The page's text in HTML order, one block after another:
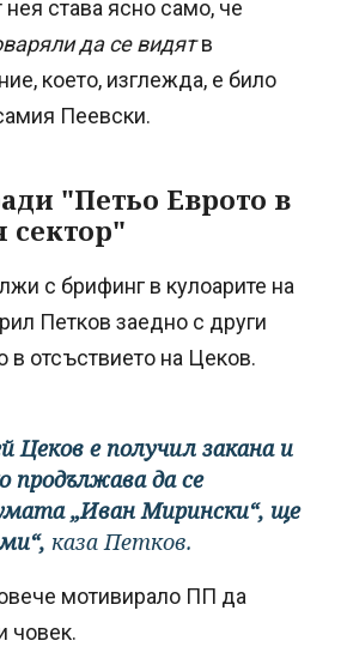
става ясно само, че
да се видятв
което, изглежда, е било
Пеевски.
"Петьо Еврото в
сектор"
с брифинг в кулоарите на
Петков заедно с други
в отсъствието на Цеков.
Цеков е получил закана и
продължава да се
„Иван Мирински“, ще
каза Петков.
мотивирало ПП да
човек.